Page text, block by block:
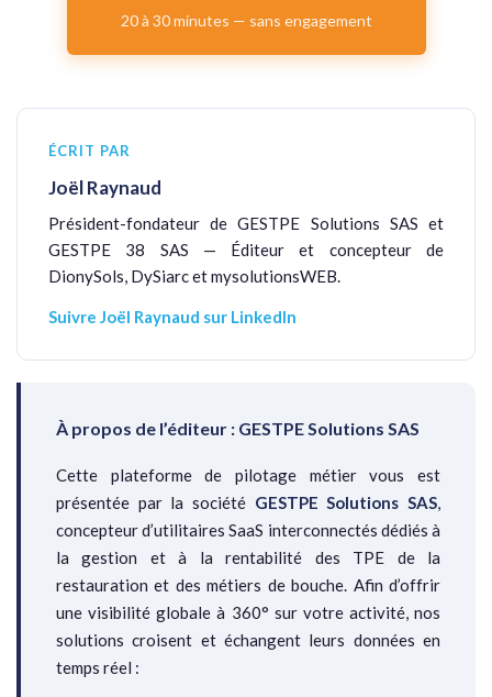
20 à 30 minutes — sans engagement
ÉCRIT PAR
Joël Raynaud
Président-fondateur de GESTPE Solutions SAS et
GESTPE 38 SAS — Éditeur et concepteur de
DionySols, DySiarc et mysolutionsWEB.
Suivre Joël Raynaud sur LinkedIn
À propos de l’éditeur : GESTPE Solutions SAS
Cette plateforme de pilotage métier vous est
présentée par la société GESTPE Solutions SAS,
concepteur d’utilitaires SaaS interconnectés dédiés à
la gestion et à la rentabilité des TPE de la
restauration et des métiers de bouche. Afin d’offrir
une visibilité globale à 360° sur votre activité, nos
solutions croisent et échangent leurs données en
temps réel :